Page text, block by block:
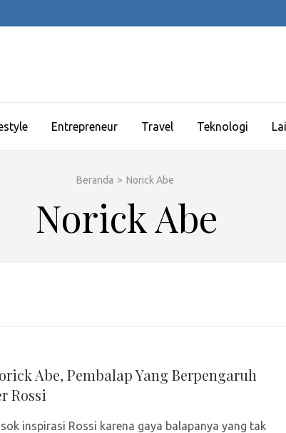
Entrepreneur Travel Teknologi
Beranda > Norick Abe
Norick Abe
Abe, Pembalap Yang Berpengaruh
Rossi
inspirasi Rossi karena gaya balapanya yang tak